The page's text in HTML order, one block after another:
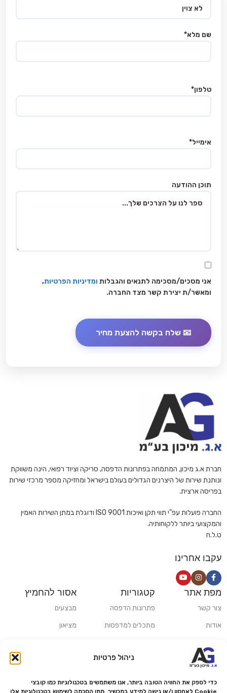
ניהול פרטיות
כדי לספק את החוויה הטובה ביותר, אנו משתמשים בטכנולוגיות כמו קובצי
Cookie לאחסון ו/או גישה למידע במכשיר. מתן הסכמה לשימוש בטכנולוגיות אלו
שם מלא*
טלפון*
אימייל*
תוכן ההודעה
אני מסכים/מסכימה לתנאים והגבלות ומדיניות הפרטיות,
ומאשר/ת יצירת קשר מצד החברה.
חברת א.ג מיכון, המתמחה בפתרונות הדפסה, סריקה וציוד רפואי, הינה משווקת
ונותנת שירות של היצרנים הגדולים בעולם בישראל ומחזיקה מספר מרכזי שירות
בפריסה ארצית.
החברה פועלות עפ"י תווי תקן ואיכות ISO 9001 ודוגלת במתן השירות האמין
והמקצועי ביותר ללקוחותיה.
ט.ל.ח
עקבו אחרינו
מפת אתר
צור קשר
אודות
משלוחים ואיסוף עצמי
קטגוריות
פתרונות הדפסה
מתכלים למדפסות
פתרונות סריקה
אסור להחמיץ
מבצעים
מציאון